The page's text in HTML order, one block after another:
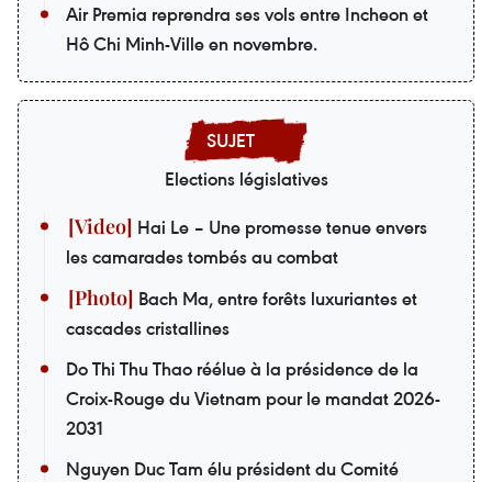
Air Premia reprendra ses vols entre Incheon et
Hô Chi Minh-Ville en novembre.
Elections législatives
Hai Le – Une promesse tenue envers
les camarades tombés au combat
Bach Ma, entre forêts luxuriantes et
cascades cristallines
Do Thi Thu Thao réélue à la présidence de la
Croix-Rouge du Vietnam pour le mandat 2026-
2031
Nguyen Duc Tam élu président du Comité